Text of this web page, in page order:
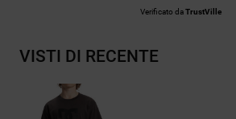
Verificato daTrustVille
VISTI DI RECENTE